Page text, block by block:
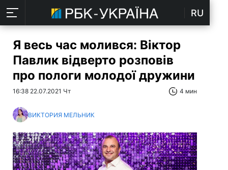
RU
Я весь час молився: Віктор
Павлик відверто розповів
про пологи молодої дружини
16:38 22.07.2021 Чт 4 мин
ВИКТОРИЯ МЕЛЬНИК